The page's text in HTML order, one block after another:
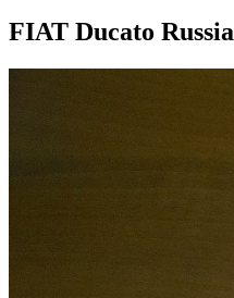
FIAT Ducato Russia